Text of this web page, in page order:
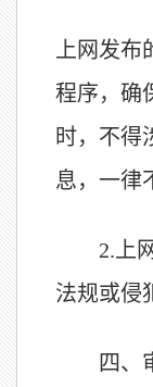
上网发
程序，确
时，不得
息，一律
2. 上
法规或侵
四、